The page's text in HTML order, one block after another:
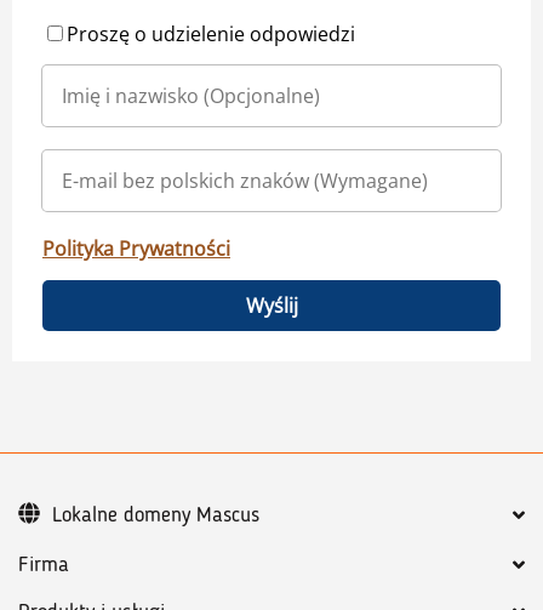
Proszę o udzielenie odpowiedzi
Polityka Prywatności
Wyślij
Firma
Lokalne domeny Mascus